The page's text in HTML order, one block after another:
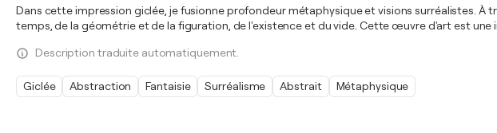
Dans cette impression giclée, je fusionne profondeur métaphysique et visions surréalistes. À
temps, de la géométrie et de la figuration, de l'existence et du vide. Cette œuvre d'art est une
Description traduite automatiquement.
Giclée Abstraction Fantaisie Surréalisme Abstrait Métaphysique